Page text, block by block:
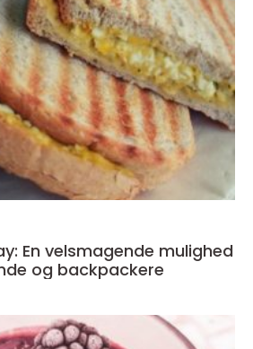
En velsmagende mulighed
og backpackere